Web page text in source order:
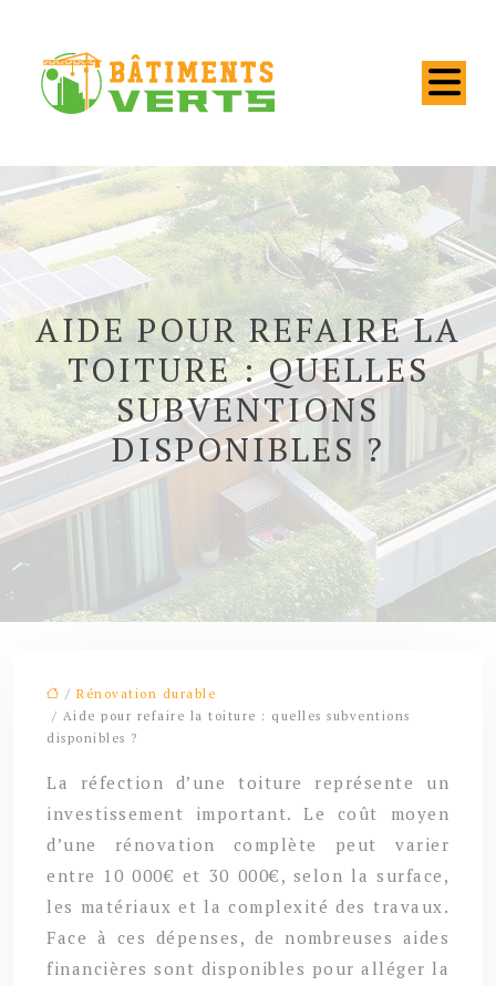
AIDE POUR REFAIRE LA
TOITURE : QUELLES
SUBVENTIONS
DISPONIBLES ?
/ Rénovation durable
/ Aide pour refaire la toiture : quelles subventions
disponibles ?
La réfection d’une toiture représente un
investissement important. Le coût moyen
d’une rénovation complète peut varier
entre 10 000€ et 30 000€, selon la surface,
les matériaux et la complexité des travaux.
Face à ces dépenses, de nombreuses aides
financières sont disponibles pour alléger la